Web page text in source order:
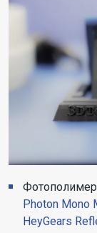
Photon Mono
HeyGears